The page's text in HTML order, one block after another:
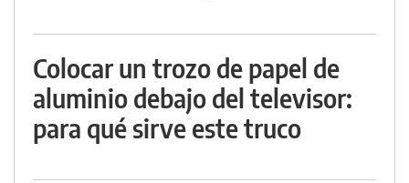
Colocar un trozo de papel de
aluminio debajo del televisor:
para qué sirve este truco